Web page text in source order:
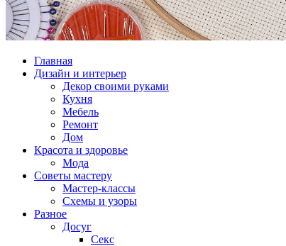
Главная
Дизайн и интерьер
Декор своими руками
Кухня
Мебель
Ремонт
Дом
Красота и здоровье
Мода
Советы мастеру
Мастер-классы
Схемы и узоры
Разное
Досуг
Секс